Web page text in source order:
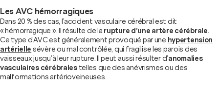
Les AVC hémorragiques
Dans 20 % des cas, l’accident vasculaire cérébral est dit
« hémorragique ». Il résulte de larupture d’une artère cérébrale.
Ce type d’AVC est généralement provoqué par une hypertension
artérielle sévère ou mal contrôlée, qui fragilise les parois des
vaisseaux jusqu’à leur rupture. Il peut aussi résulter d’anomalies
vasculaires cérébralestelles que des anévrismes ou des
malformations artérioveineuses.